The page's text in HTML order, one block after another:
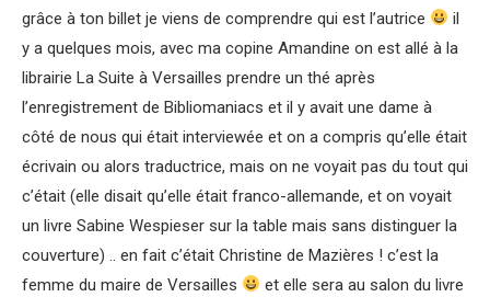
grâce à ton billet je viens de comprendre qui est l’autrice
il
y a quelques mois, avec ma copine Amandine on est allé à la
librairie La Suite à Versailles prendre un thé après
l’enregistrement de Bibliomaniacs et il y avait une dame à
côté de nous qui était interviewée et on a compris qu’elle était
écrivain ou alors traductrice, mais on ne voyait pas du tout qui
c’était (elle disait qu’elle était franco-allemande, et on voyait
un livre Sabine Wespieser sur la table mais sans distinguer la
couverture) .. en fait c’était Christine de Mazières ! c’est la
femme du maire de Versailles
et elle sera au salon du livre